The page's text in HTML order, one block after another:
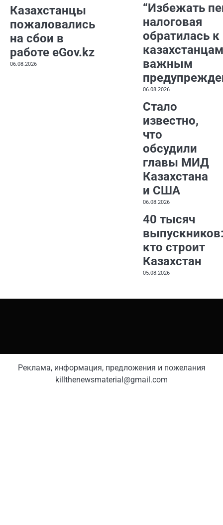
Казахстанцы
пожаловались
на сбои в
работе eGov.kz
06.08.2026
“Избежать
налоговая
обратилась к
важным
06.08.2026
Стало
известно,
что
обсудили
главы МИД
Казахстана
и США
06.08.2026
40 тысяч
кто строит
Казахстан
05.08.2026
Реклама, информация, предложения и пожелания
killthenewsmaterial@gmail.com